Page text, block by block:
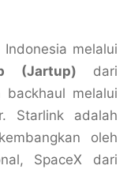
melalui
(Jartup) dari
backhaul melalui
Starlink adalah
oleh
SpaceX dari